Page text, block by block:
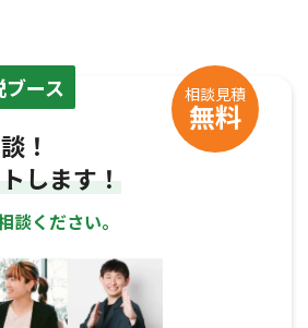
ース 相談見積
無料
！
します！
談ください。